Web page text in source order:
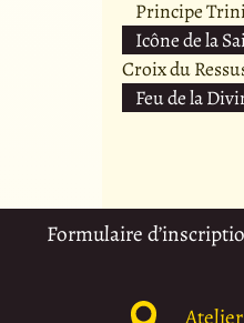
Principe
Icône de la
Croix du
Feu de la
Formulaire